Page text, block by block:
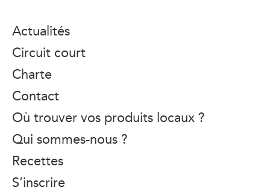
Actualités
Circuit court
Charte
Contact
Où trouver vos produits locaux ?
Qui sommes-nous ?
Recettes
S’inscrire